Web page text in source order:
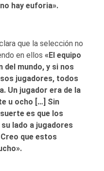
hay euforia».
que la selección no
en ellos «El equipo
del mundo, y si nos
jugadores, todos
Un jugador era de la
u ocho […] Sin
es que los
lado a jugadores
que estos